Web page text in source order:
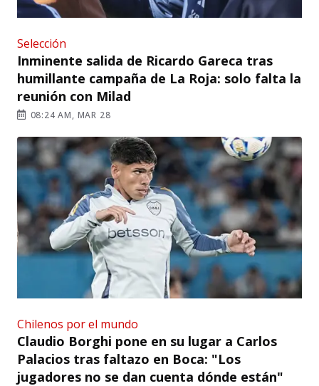
Selección
Inminente salida de Ricardo Gareca tras
humillante campaña de La Roja: solo falta la
reunión con Milad
08:24 AM, MAR 28
Chilenos por el mundo
Claudio Borghi pone en su lugar a Carlos
Palacios tras faltazo en Boca: "Los
jugadores no se dan cuenta dónde están"